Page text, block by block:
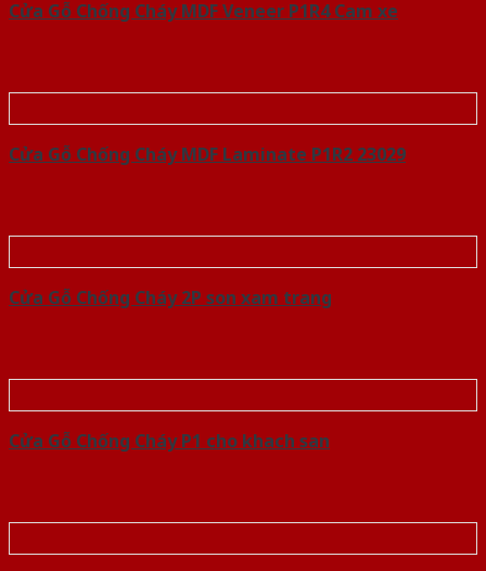
Cửa Gỗ Chống Cháy MDF Veneer P1R4 Cam xe
Cửa Gỗ Chống Cháy MDF Laminate P1R2 23029
Cửa Gỗ Chống Cháy 2P son xam trang
Cửa Gỗ Chống Cháy P1 cho khach san